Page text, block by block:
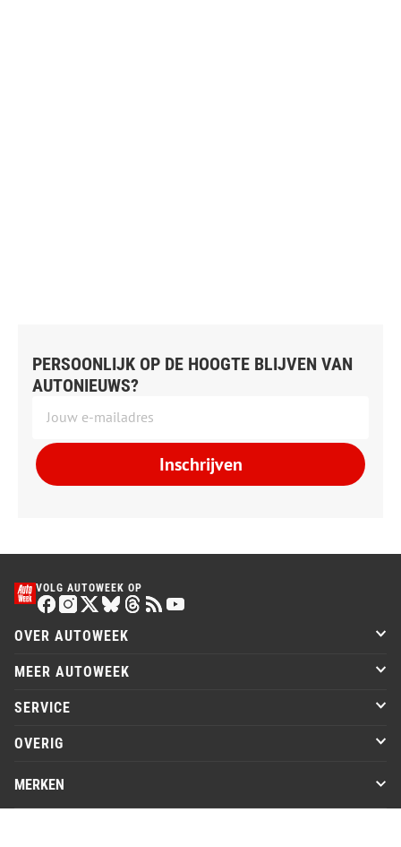
PERSOONLIJK OP DE HOOGTE BLIJVEN VAN
AUTONIEUWS?
Inschrijven
VOLG AUTOWEEK OP
OVER AUTOWEEK
MEER AUTOWEEK
SERVICE
OVERIG
MERKEN